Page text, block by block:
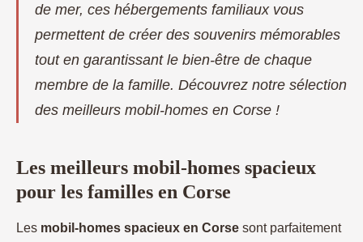
de mer, ces hébergements familiaux vous
permettent de créer des souvenirs mémorables
tout en garantissant le bien-être de chaque
membre de la famille. Découvrez notre sélection
des meilleurs mobil-homes en Corse !
Les meilleurs mobil-homes spacieux
pour les familles en Corse
Les mobil-homes spacieux en Corse sont parfaitement